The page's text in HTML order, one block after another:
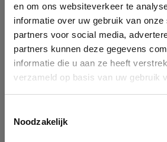
en om ons websiteverkeer te
informatie over uw gebruik van onze
partners voor social media,
partners kunnen deze gegevens
informatie die u aan ze heeft
verzameld op basis van uw gebruik
Noodzakelijk
Identification
Please fill in your company
You can search a company in our database
enterprise ID. When a company is
form. If you don't find your company in our
See details
Ok